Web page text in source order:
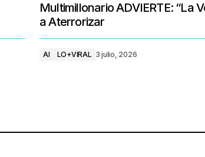
Multimillonario ADVIERTE: “La
a Aterrorizar
AI LO+VIRAL 3 julio, 2026